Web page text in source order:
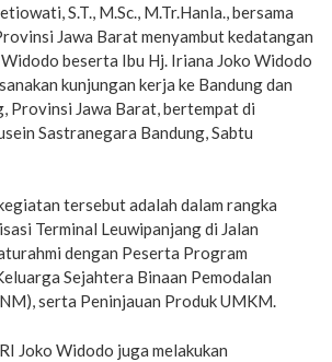
S.T., M.Sc., M.Tr.Hanla., bersama
Jawa Barat menyambut kedatangan
beserta Ibu Hj. Iriana Joko Widodo
kunjungan kerja ke Bandung dan
Provinsi Jawa Barat, bertempat di
Sastranegara Bandung, Sabtu
tersebut adalah dalam rangka
Terminal Leuwipanjang di Jalan
dengan Peserta Program
Sejahtera Binaan Pemodalan
serta Peninjauan Produk UMKM.
Joko Widodo juga melakukan